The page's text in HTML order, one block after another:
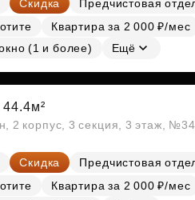
Скидка
Предчистовая
Квартира за 2 000 ₽/мес
(1 и более)
Ещё
44.4м²
2 корпус, 3 секция, 3 этаж,
Скидка
Предчистовая
Квартира за 2 000 ₽/мес